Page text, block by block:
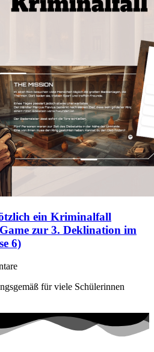
ein Kriminalfall
zur 3. Deklination im
6)
für viele Schülerinnen